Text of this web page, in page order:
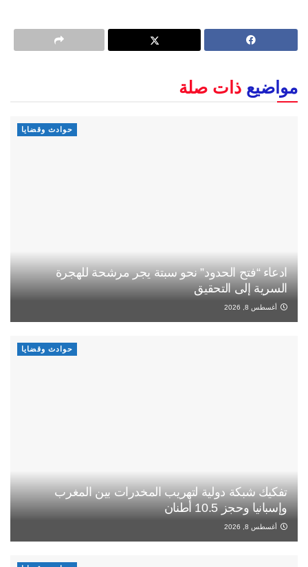
مواضيع ذات صلة
حوادث وقضايا
ادعاء “فتح الحدود” نحو سبتة يجر مرشحة للهجرة
السرية إلى التحقيق
أغسطس 8, 2026
حوادث وقضايا
تفكيك شبكة دولية لتهريب المخدرات بين المغرب
وإسبانيا وحجز 10.5 أطنان
أغسطس 8, 2026